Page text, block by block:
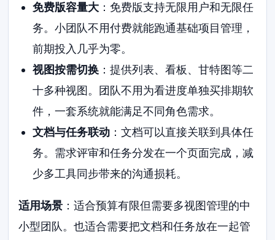
免费版容量大：免费版支持无限用户和无限任
务。小团队不用付费就能跑通基础项目管理，
前期投入几乎为零。
视图按需切换：提供列表、看板、甘特图等二
十多种视图。团队不用为看进度单独买排期软
件，一套系统就能满足不同角色需求。
文档与任务联动：文档可以直接关联到具体任
务。需求评审和任务分发在一个页面完成，减
少多工具同步带来的沟通损耗。
适用场景 ：适合预算有限但需要多视图管理的中
小型团队。也适合需要把文档和任务放在一起管